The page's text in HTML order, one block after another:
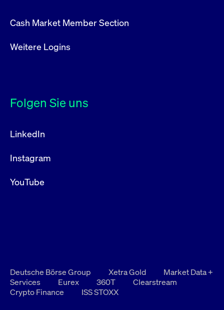
Cash Market Member Section
Weitere Logins
Folgen Sie uns
LinkedIn
Instagram
YouTube
Deutsche Börse Group Xetra Gold
Market Data +
Services
Eurex 360T
Clearstream
Crypto Finance
ISS STOXX